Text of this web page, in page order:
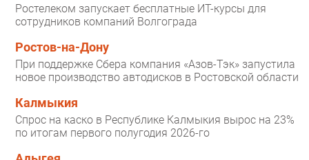
Ростелеком запускает бесплатные ИТ-курсы для
сотрудников компаний Волгограда
Ростов-на-Дону
При поддержке Сбера компания «Азов-Тэк» запустила
новое производство автодисков в Ростовской области
Калмыкия
Спрос на каско в Республике Калмыкия вырос на 23%
по итогам первого полугодия 2026-го